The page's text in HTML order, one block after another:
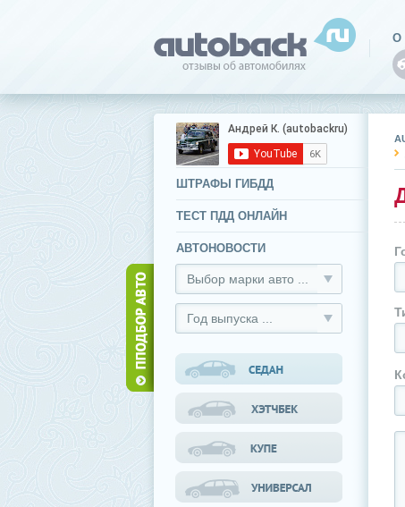
О
ШТРАФЫ ГИБДД
ТЕСТ ПДД ОНЛАЙН
АВТОНОВОСТИ
Выбор марки авто ...
Год выпуска ...